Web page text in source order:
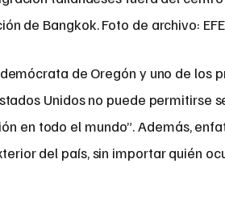
de Bangkok. Foto de archivo:
de Oregón y uno de los
Unidos no puede permitirse
en todo el mundo”. Además,
del país, sin importar quién